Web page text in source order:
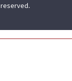
reserved.